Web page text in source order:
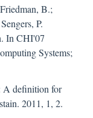
B.;
P.
In CHI'07
Systems;
A definition for
2011, 1, 2.